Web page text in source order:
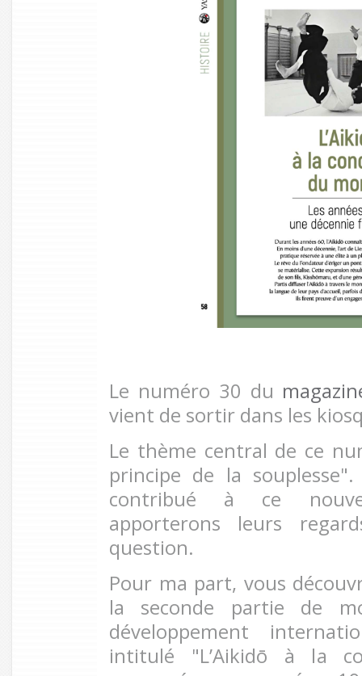
Le numéro 30 du
vient de sortir dans les
Le thème central de ce
principe de la
contribué à ce
apporterons leurs
question.
Pour ma part, vous
la seconde partie de
développement
intitulé "L’Aikidō à la